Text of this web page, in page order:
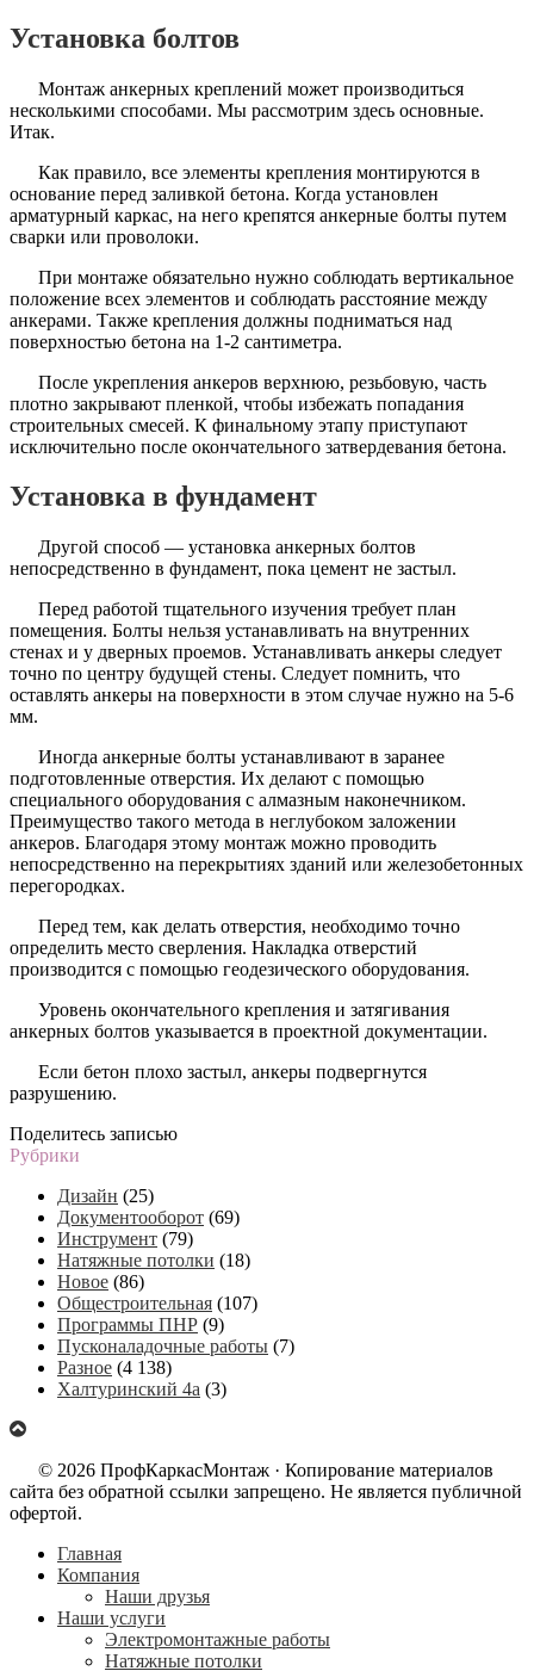
Установка болтов
Монтаж анкерных креплений может производиться
несколькими способами. Мы рассмотрим здесь основные.
Итак.
Как правило, все элементы крепления монтируются в
основание перед заливкой бетона. Когда установлен
арматурный каркас, на него крепятся анкерные болты путем
сварки или проволоки.
При монтаже обязательно нужно соблюдать вертикальное
положение всех элементов и соблюдать расстояние между
анкерами. Также крепления должны подниматься над
поверхностью бетона на 1-2 сантиметра.
После укрепления анкеров верхнюю, резьбовую, часть
плотно закрывают пленкой, чтобы избежать попадания
строительных смесей. К финальному этапу приступают
исключительно после окончательного затвердевания бетона.
Установка в фундамент
Другой способ — установка анкерных болтов
непосредственно в фундамент, пока цемент не застыл.
Перед работой тщательного изучения требует план
помещения. Болты нельзя устанавливать на внутренних
стенах и у дверных проемов. Устанавливать анкеры следует
точно по центру будущей стены. Следует помнить, что
оставлять анкеры на поверхности в этом случае нужно на 5-6
мм.
Иногда анкерные болты устанавливают в заранее
подготовленные отверстия. Их делают с помощью
специального оборудования с алмазным наконечником.
Преимущество такого метода в неглубоком заложении
анкеров. Благодаря этому монтаж можно проводить
непосредственно на перекрытиях зданий или железобетонных
перегородках.
Перед тем, как делать отверстия, необходимо точно
определить место сверления. Накладка отверстий
производится с помощью геодезического оборудования.
Уровень окончательного крепления и затягивания
анкерных болтов указывается в проектной документации.
Если бетон плохо застыл, анкеры подвергнутся
разрушению.
Поделитесь записью
Рубрики
Дизайн (25)
Документооборот (69)
Инструмент (79)
Натяжные потолки (18)
Новое (86)
Общестроительная (107)
Программы ПНР (9)
Пусконаладочные работы (7)
Разное (4 138)
Халтуринский 4а (3)
© 2026 ПрофКаркасМонтаж · Копирование материалов
сайта без обратной ссылки запрещено. Не является публичной
офертой.
Главная
Компания
Наши друзья
Наши услуги
Электромонтажные работы
Натяжные потолки